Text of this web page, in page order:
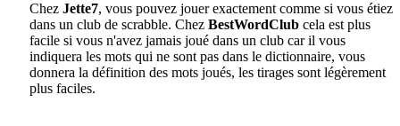
Chez Jette7, vous pouvez jouer exactement comme si vous étiez
dans un club de scrabble. Chez BestWordClub cela est plus
facile si vous n'avez jamais joué dans un club car il vous
indiquera les mots qui ne sont pas dans le dictionnaire, vous
donnera la définition des mots joués, les tirages sont légèrement
plus faciles.